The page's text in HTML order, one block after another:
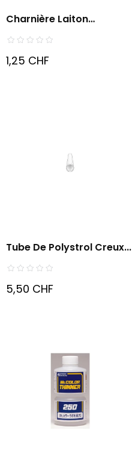
Charnière Laiton
19x32mm...
1,25 CHF
Tube De Polystrol Creux...
5,50 CHF